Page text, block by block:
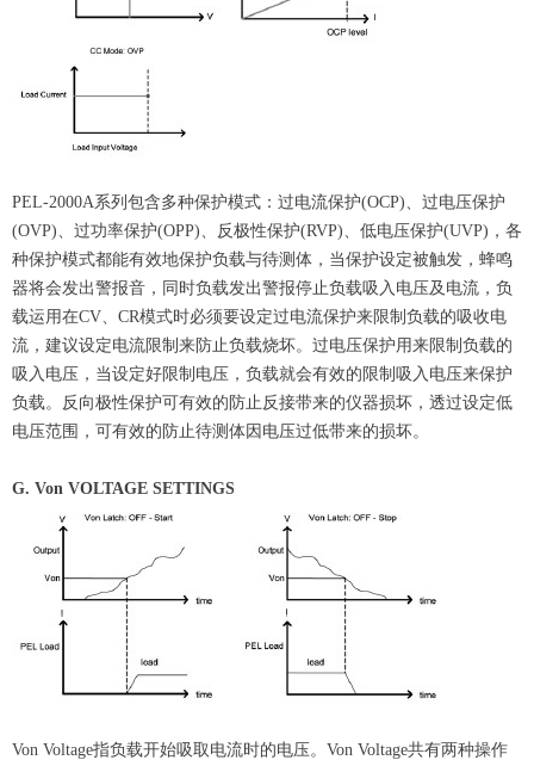
PEL-2000A系列包含多种保护模式：过电流保护(OCP)、过电压保护
(OVP)、过功率保护(OPP)、反极性保护(RVP)、低电压保护(UVP)，各
种保护模式都能有效地保护负载与待测体，当保护设定被触发，蜂鸣
器将会发出警报音，同时负载发出警报停止负载吸入电压及电流，负
载运用在CV、CR模式时必须要设定过电流保护来限制负载的吸收电
流，建议设定电流限制来防止负载烧坏。过电压保护用来限制负载的
吸入电压，当设定好限制电压，负载就会有效的限制吸入电压来保护
负载。反向极性保护可有效的防止反接带来的仪器损坏，透过设定低
电压范围，可有效的防止待测体因电压过低带来的损坏。
G. Von VOLTAGE SETTINGS
Von Voltage指负载开始吸取电流时的电压。Von Voltage共有两种操作